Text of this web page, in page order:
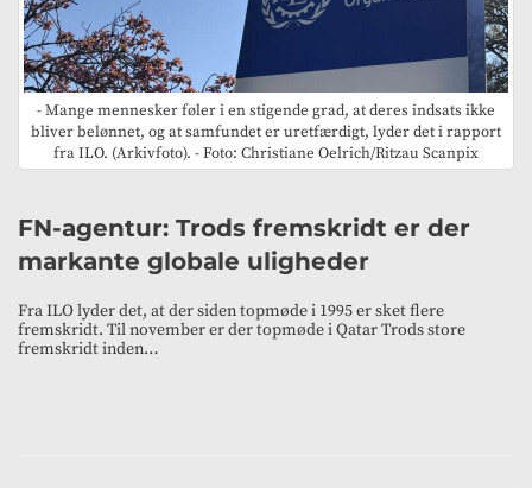
- Mange mennesker føler i en stigende grad, at deres indsats ikke
bliver belønnet, og at samfundet er uretfærdigt, lyder det i rapport
fra ILO. (Arkivfoto). - Foto: Christiane Oelrich/Ritzau Scanpix
FN-agentur: Trods fremskridt er der
markante globale uligheder
Fra ILO lyder det, at der siden topmøde i 1995 er sket flere
fremskridt. Til november er der topmøde i Qatar Trods store
fremskridt inden…